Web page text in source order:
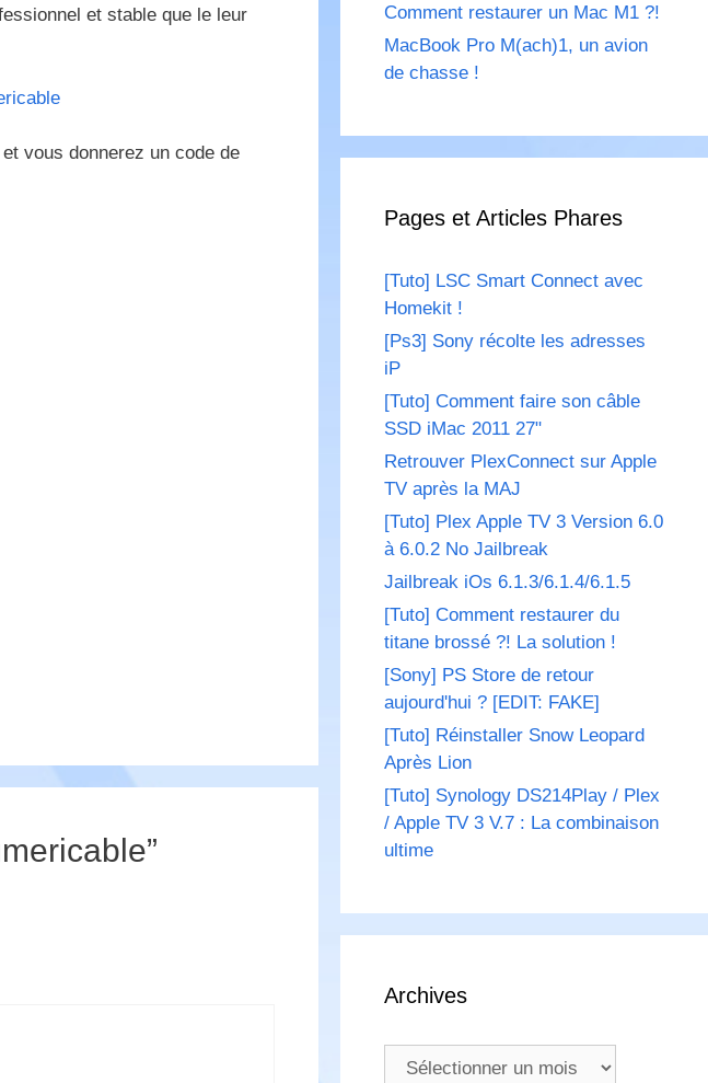
et stable que le leur
vous donnerez un code de
Comment restaurer un Mac M1 ?!
MacBook Pro M(ach)1, un avion
de chasse !
Pages et Articles Phares
[Tuto] LSC Smart Connect avec
Homekit !
[Ps3] Sony récolte les adresses
iP
[Tuto] Comment faire son câble
SSD iMac 2011 27"
Retrouver PlexConnect sur Apple
TV après la MAJ
[Tuto] Plex Apple TV 3 Version 6.0
à 6.0.2 No Jailbreak
Jailbreak iOs 6.1.3/6.1.4/6.1.5
[Tuto] Comment restaurer du
titane brossé ?! La solution !
[Sony] PS Store de retour
aujourd'hui ? [EDIT: FAKE]
[Tuto] Réinstaller Snow Leopard
Après Lion
[Tuto] Synology DS214Play / Plex
/ Apple TV 3 V.7 : La combinaison
ultime
Archives
Archives